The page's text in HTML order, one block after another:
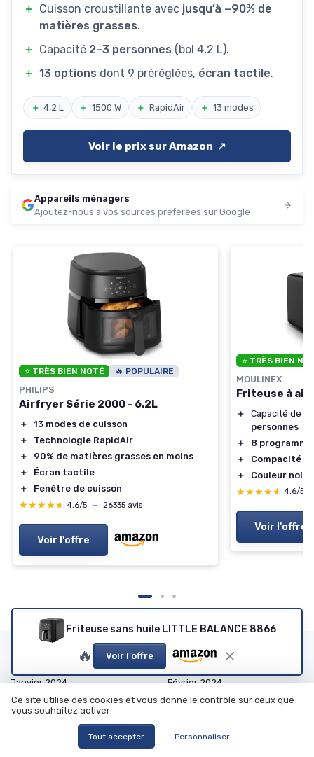
＋ Cuisson croustillante avec jusqu’à −90% de
matières grasses.
＋ Capacité 2–3 personnes (bol 4,2 L).
＋ 13 options dont 9 préréglées, écran tactile.
＋ 4,2 L ＋ 1500 W ＋ RapidAir ＋ 13 modes
Voir le prix sur Amazon ↗️
Appareils ménagers
Ajoutez-nous à vos sources préférées sur Google
⭐ TRÈS BIEN NOTÉ 🔥 POPULAIRE
PHILIPS
Airfryer Série 2000 - 6.2L
＋
13 modes de cuisson
＋
Technologie RapidAir
＋
90% de matières grasses en moins
＋
Écran tactile
＋
Fenêtre de cuisson
★★★★★
★★★★★ 4,6/5 — 26335 avis
Voir l'offre
⭐ TRÈS BIEN
MOULINEX
Friteuse à air
＋ Capacité de
personnes
＋
8
＋
Compacité
＋
Couleur noire
★★★★★
★★★★★ 4,6/5
Voir l'offre
Friteuse sans huile LITTLE BALANCE 8866
🔥 Voir l'offre
Les articles par date
Janvier 2024
Février 2024
Mars 2024
Octobre 2024
Février 2025
Ce site utilise des cookies et vous donne le contrôle sur ceux que
vous souhaitez activer
Tout accepter Personnaliser